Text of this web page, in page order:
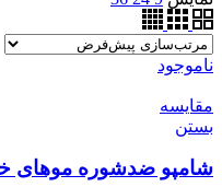
ناموجود
مقایسه
بستن
شامپو ضدشوره موهای